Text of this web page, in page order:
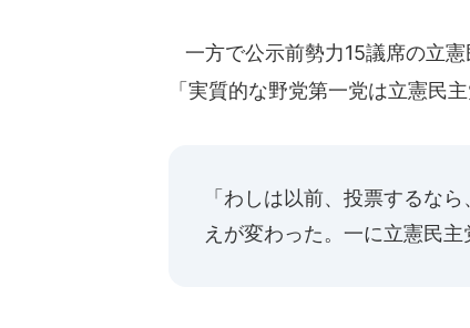
一方で公示前勢力15議席の立
「実質的な野党第一党は立憲民
「わしは以前、投票するな
えが変わった。一に立憲民主